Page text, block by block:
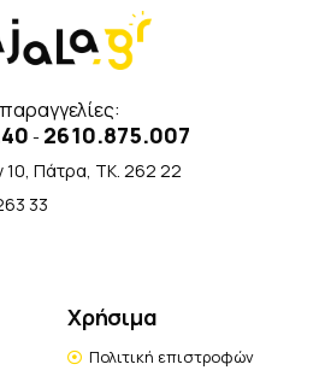
- 2610.875.007
10, Πάτρα, TK. 262 22
33
Χρήσιμα
Πολιτική επιστροφών